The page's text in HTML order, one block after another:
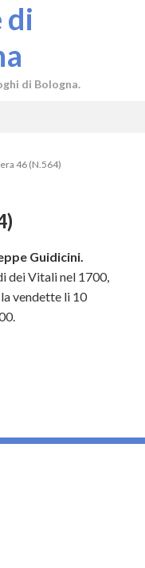
di
di Bologna.
46 (N.564)
Guidicini.
dei Vitali nel 1700,
vendette li 10